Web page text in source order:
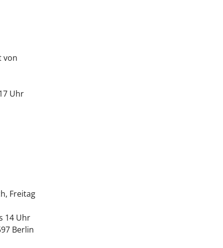
von
Uhr
Freitag
14 Uhr
Berlin